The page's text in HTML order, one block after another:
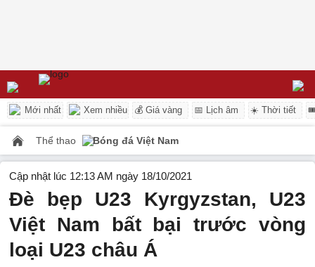
Mới nhất Xem nhiều 💰 Giá vàng 📅 Lịch âm ☀️ Thời tiết
Thể thao Bóng đá Việt Nam
Cập nhật lúc 12:13 AM ngày 18/10/2021
Đè bẹp U23 Kyrgyzstan, U23
Việt Nam bất bại trước vòng
loại U23 châu Á